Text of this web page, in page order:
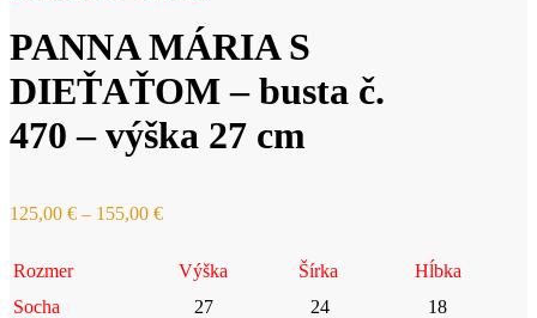
90,00 €
through
120,00 €
PANNA MÁRIA S
DIEŤAŤOM – busta č.
470 – výška 27 cm
125,00 € – 155,00 €Price
through
155,00 €
Rozmer Výška Šírka
Hĺbka
Socha
27 24 18